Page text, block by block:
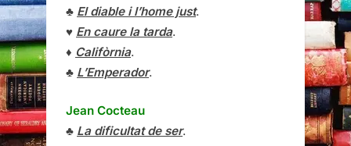
♣ El diable i l’home just.
♥ En caure la tarda.
♦ Califòrnia.
♣ L’Emperador.
Jean Cocteau
♣ La dificultat de ser.